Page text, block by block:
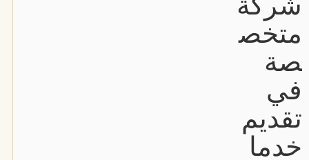
متخص
صة
في
تقديم
خدما